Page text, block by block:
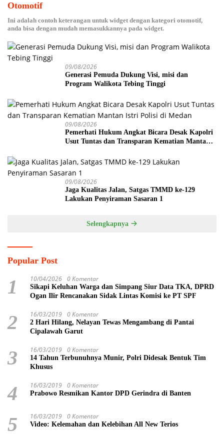
Otomotif
Ini adalah contoh keterangan untuk widget dengan kategori otomotif,
anda bisa dengan mudah memasukkannya pada widget.
09/08/2026
Generasi Pemuda Dukung Visi, misi dan
Program Walikota Tebing Tinggi
09/08/2026
Pemerhati Hukum Angkat Bicara Desak Kapolri
Usut Tuntas dan Transparan Kematian Mantan
09/08/2026
Jaga Kualitas Jalan, Satgas TMMD ke-129
Lakukan Penyiraman Sasaran 1
Selengkapnya
Popular Post
1 10/04/2026 0 Komentar
Sikapi Keluhan Warga dan Simpang Siur Data TKA, DPRD
Ogan Ilir Rencanakan Sidak Lintas Komisi ke PT SPF
2 16/03/2019 0 Komentar
2 Hari Hilang, Nelayan Tewas Mengambang di Pantai
Cipalawah Garut
3 16/03/2019 0 Komentar
14 Tahun Terbunuhnya Munir, Polri Didesak Bentuk Tim
Khusus
4 16/03/2019 0 Komentar
Prabowo Resmikan Kantor DPD Gerindra di Banten
5 16/03/2019 0 Komentar
Video: Kelemahan dan Kelebihan All New Terios